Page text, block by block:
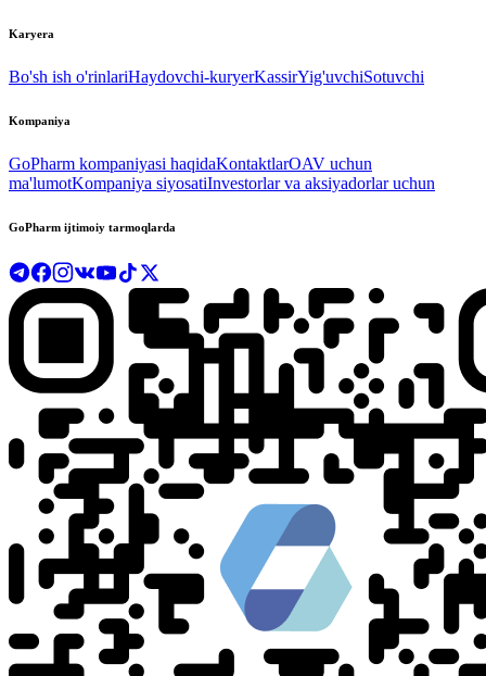
Karyera
Bo'sh ish o'rinlariHaydovchi-kuryerKassirYig'uvchiSotuvchi
Kompaniya
GoPharm kompaniyasi haqidaKontaktlarOAV uchun
ma'lumotKompaniya siyosatiInvestorlar va aksiyadorlar uchun
GoPharm ijtimoiy tarmoqlarda